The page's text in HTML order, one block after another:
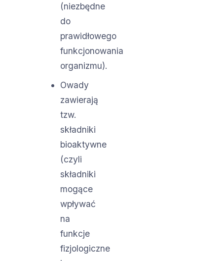
(niezbędne
do
prawidłowego
funkcjonowania
organizmu).
Owady
zawierają
tzw.
składniki
bioaktywne
(czyli
składniki
mogące
wpływać
na
funkcje
fizjologiczne